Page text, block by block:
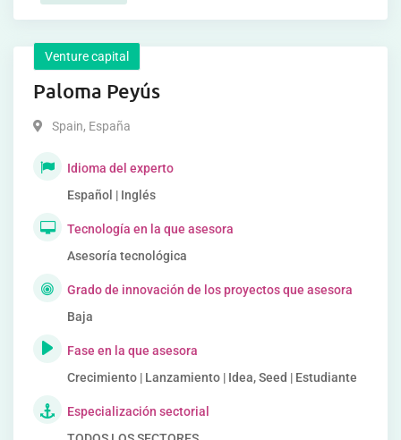
Venture capital
Paloma Peyús
Spain, España
Idioma del experto
Español | Inglés
Tecnología en la que asesora
Asesoría tecnológica
Grado de innovación de los proyectos que asesora
Baja
Fase en la que asesora
Crecimiento | Lanzamiento | Idea, Seed | Estudiante
Especialización sectorial